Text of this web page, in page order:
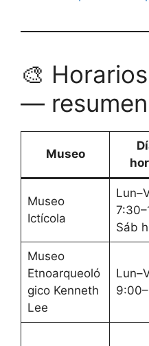
🎨
— resumen
Museo
Museo
Ictícola
Sáb
Museo
Etnoarqueoló
gico Kenneth
Lee